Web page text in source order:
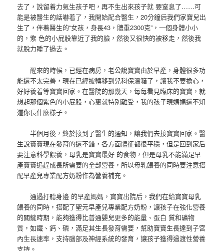
去了，說留着力氣生孩子吧，再不生出來孩子就 要窒息了……可
能是被醫生的話嚇着了，我開始配合醫生，20分鐘后我們家寶兒出
生了，伴着醫生的“女孩，身長43，體重2300克”，一個身體小小
的，紫 色的小屁股靠近了我的臉，然後又很快的被移走，然後我
就脫力睡了過去。
醒來的時候，已經在病房，老公說寶寶由於早產，身體很多功
能還不太完善，現在已經被轉移到兒科保溫箱了，讓我不要擔心，
好好養着等寶寶回家。在醫院的那幾天，每每看見臨床的寶寶，就
想起那個紫色的小屁股，心裏就特別難受，我的孩子現媽媽還不知
道你長什麼樣子。
半個月後，終於接到了醫生的通知，讓我們去接寶寶回家。醫
生說寶寶現在發育的還不錯，各方面體征都很平穩，但是回到家后
要注意科學餵養，母乳是寶寶最好 的食物，但是母乳不能滿足早
產寶寶追趕成長所需要的全部營養，所以母乳餵養的同時要注意搭
配早產兒專業配方奶粉作為營養補充。
通過打聽身邊 的早產媽媽，寶寶出院后，我們在給寶寶母乳
餵養的同時，搭配了聖元早產兒專業配方奶粉，讓孩子在強化營養
的關鍵時期，能夠獲得比普通嬰兒更多的能量、蛋白 質和礦物
質，如鐵、鈣、磷，滿足其生長發育需要，幫助寶寶生長達到子宮
內生長速率，支持腦部及神經系統的發育，讓孩子獲得過渡性營養
支持。